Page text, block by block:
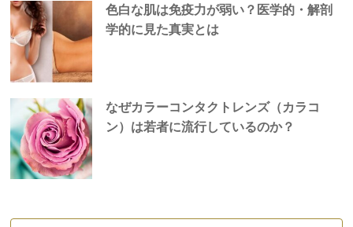
色白な肌は免疫力が弱い？医学的・解剖
学的に見た真実とは
なぜカラーコンタクトレンズ（カラコ
ン）は若者に流行しているのか？